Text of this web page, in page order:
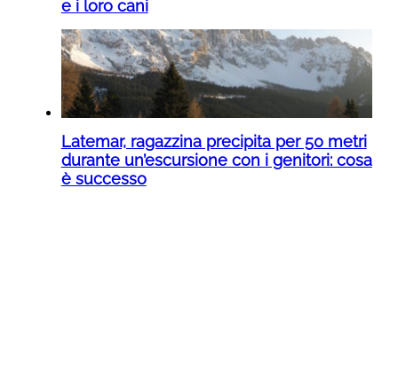
e i loro cani
Latemar, ragazzina precipita per 50 metri
durante un’escursione con i genitori: cosa
è successo